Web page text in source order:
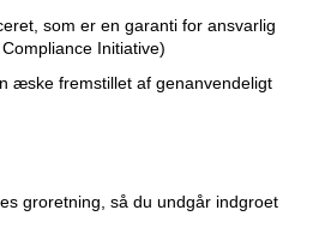
som er en garanti for ansvarlig
Initiative)
æske fremstillet af genanvendeligt
groretning, så du undgår indgroet